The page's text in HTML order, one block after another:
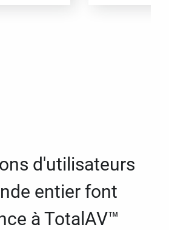
d'utilisateurs
entier font
à TotalAV™